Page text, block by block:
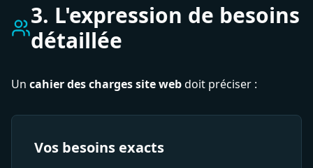
3. L'expression de besoins
détaillée
Un cahier des charges site webdoit préciser :
Vos besoins exacts